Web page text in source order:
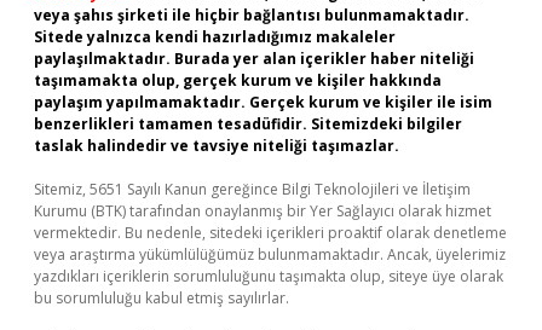
veya şahıs şirketi ile hiçbir bağlantısı bulunmamaktadır.
Sitede yalnızca kendi hazırladığımız makaleler
paylaşılmaktadır. Burada yer alan içerikler haber niteliği
taşımamakta olup, gerçek kurum ve kişiler hakkında
paylaşım yapılmamaktadır. Gerçek kurum ve kişiler ile isim
benzerlikleri tamamen tesadüfidir. Sitemizdeki bilgiler
taslak halindedir ve tavsiye niteliği taşımazlar.
Sitemiz, 5651 Sayılı Kanun gereğince Bilgi Teknolojileri ve İletişim
Kurumu (BTK) tarafından onaylanmış bir Yer Sağlayıcı olarak hizmet
vermektedir. Bu nedenle, sitedeki içerikleri proaktif olarak denetleme
veya araştırma yükümlülüğümüz bulunmamaktadır. Ancak, üyelerimiz
yazdıkları içeriklerin sorumluluğunu taşımakta olup, siteye üye olarak
bu sorumluluğu kabul etmiş sayılırlar.